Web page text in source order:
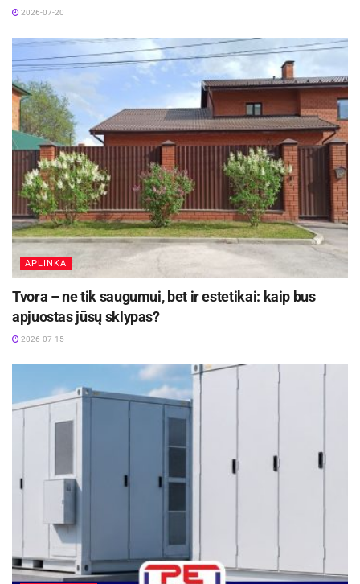
2026-07-20
APLINKA
Tvora – ne tik saugumui, bet ir estetikai: kaip bus
apjuostas jūsų sklypas?
2026-07-15